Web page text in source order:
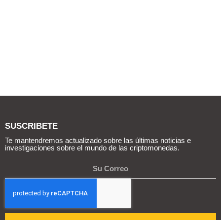
SUSCRIBETE
Te mantendremos actualizado sobre las últimas noticias e
investigaciones sobre el mundo de las criptomonedas.